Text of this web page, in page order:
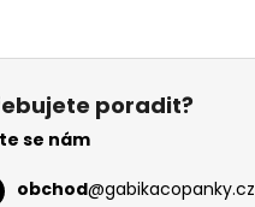
poradit?
se nám
obchod@gabikacopanky.cz